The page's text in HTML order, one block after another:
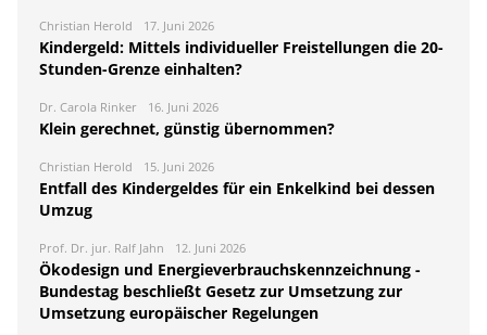
Christian Herold 17. Juni 2026
Kindergeld: Mittels individueller Freistellungen die 20-
Stunden-Grenze einhalten?
Dr. Carola Rinker 16. Juni 2026
Klein gerechnet, günstig übernommen?
Christian Herold 15. Juni 2026
Entfall des Kindergeldes für ein Enkelkind bei dessen
Umzug
Prof. Dr. jur. Ralf Jahn 12. Juni 2026
Ökodesign und Energieverbrauchskennzeichnung -
Bundestag beschließt Gesetz zur Umsetzung zur
Umsetzung europäischer Regelungen